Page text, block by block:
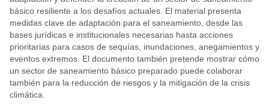
básico resiliente a los desafíos actuales. El material presenta
medidas clave de adaptación para el saneamiento, desde las
bases jurídicas e institucionales necesarias hasta acciones
prioritarias para casos de sequías, inundaciones, anegamientos y
eventos extremos. El documento también pretende mostrar cómo
un sector de saneamiento básico preparado puede colaborar
también para la reducción de riesgos y la mitigación de la crisis
climática.